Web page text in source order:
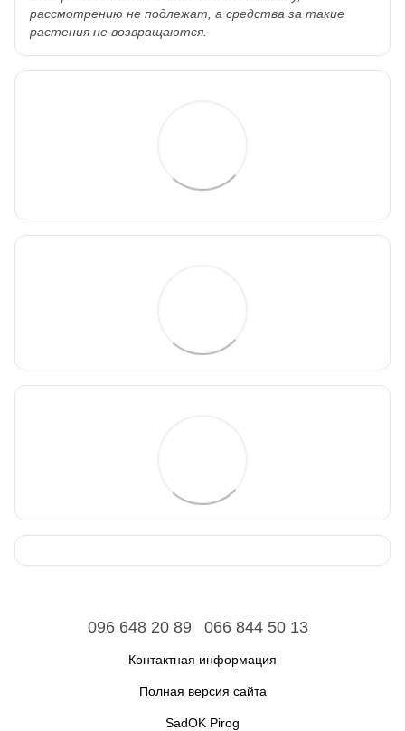
рассмотрению не подлежат, а средства за такие
растения не возвращаются.
096 648 20 89 066 844 50 13
Контактная информация
Полная версия сайта
SadOK Pirog